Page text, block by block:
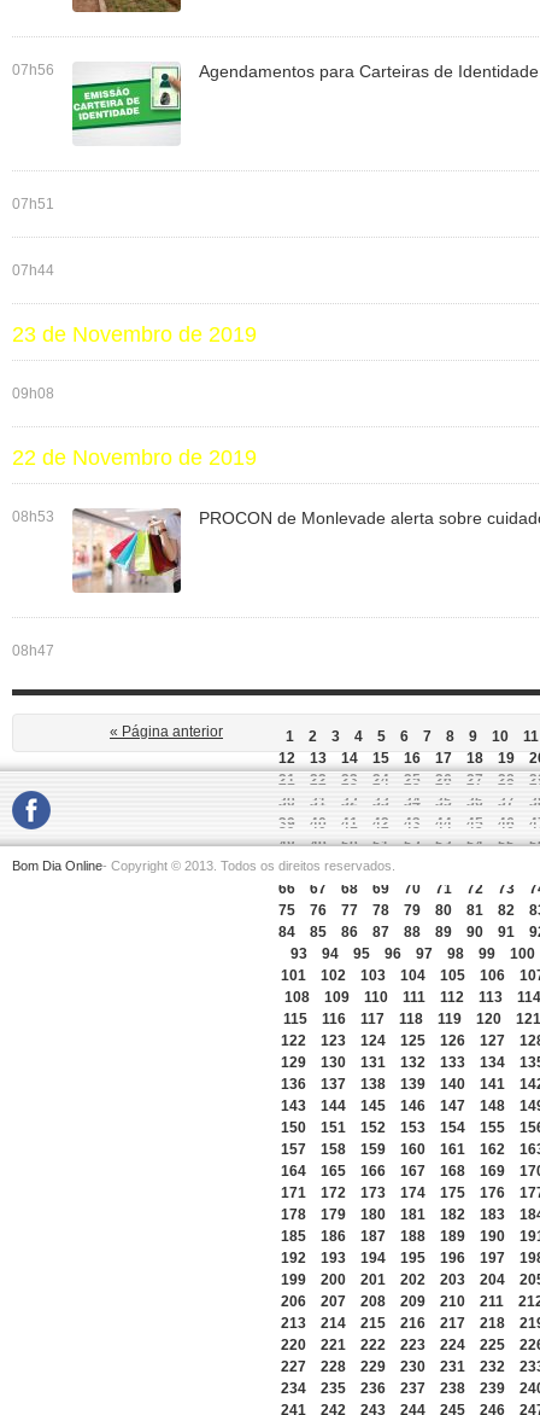
07h56 Agendamentos para Carteiras de Identidade
07h51
07h44
23 de Novembro de 2019
09h08
22 de Novembro de 2019
08h53 PROCON de Monlevade alerta sobre
08h47
« Página anterior 1 2 3 4 5 6 7 8 9 10
11
12
13 14 15 16 17 18 19
21
22 23 24 25 26 27 28
30
31 32 33 34 35 36 37
39
40 41 42 43 44 45 46
48
49 50 51 52 53 54 55
57
58 59 60
66
67 68 69 70 71 72 73
75
76 77 78 79 80 81 82
84
85 86 87 88 89 90 91
93
94 95 96 97 98 99
100
101
102 103 104 105 106
108
109 110 111 112 113
114
115
116 117 118 119 120
121
122
123 124 125 126 127
129
130 131 132 133 134
136
137 138 139 140 141
143
144 145 146 147 148
150
151 152 153 154 155
157
158 159 160 161 162
164
165 166 167 168 169
171
172 173 174 175 176
178
179 180 181 182 183
185
186 187 188 189 190
192
193 194 195 196 197
199
200 201 202 203 204
206
207 208 209 210 211
213
214 215 216 217 218
220
221 222 223 224 225
227
228 229 230 231 232
234
235 236 237 238 239
241
242 243 244 245 246
Bom Dia Online- Copyright © 2013. Todos os direitos reservados.